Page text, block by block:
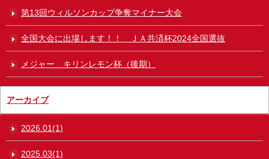
第13回ウィルソンカップ争奪マイナー大会
全国大会に出場します！！ ＪＡ共済杯2024全国選抜
メジャー キリンレモン杯（後期）
アーカイブ
2026.01(1)
2025.03(1)